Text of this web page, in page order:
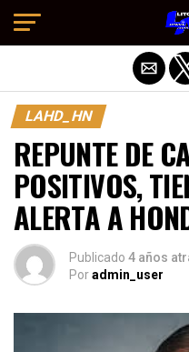
LAHD_HN
REPUNTE DE
POSITIVOS,
ALERTA A
Publicado 4 años
Poradmin_user
Salir de